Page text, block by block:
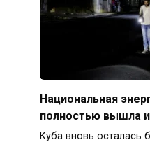
Национальная
полностью вышла
Куба вновь осталась